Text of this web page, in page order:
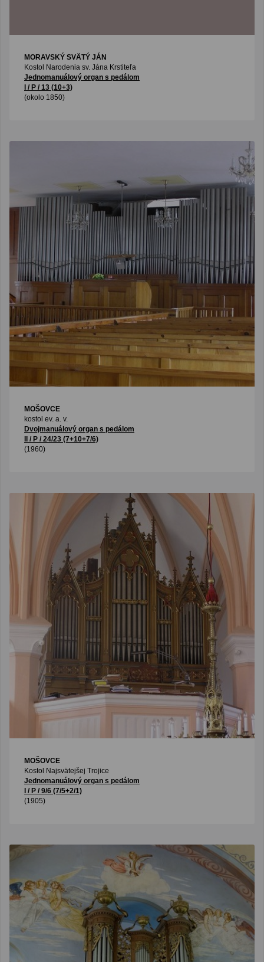
MORAVSKÝ SVÄTÝ JÁN
Kostol Narodenia sv. Jána Krstiteľa
Jednomanuálový organ s pedálom
I / P / 13 (10+3)
(okolo 1850)
MOŠOVCE
kostol ev. a. v.
Dvojmanuálový organ s pedálom
II / P / 24/23 (7+10+7/6)
(1960)
MOŠOVCE
Kostol Najsvätejšej Trojice
Jednomanuálový organ s pedálom
I / P / 9/6 (7/5+2/1)
(1905)